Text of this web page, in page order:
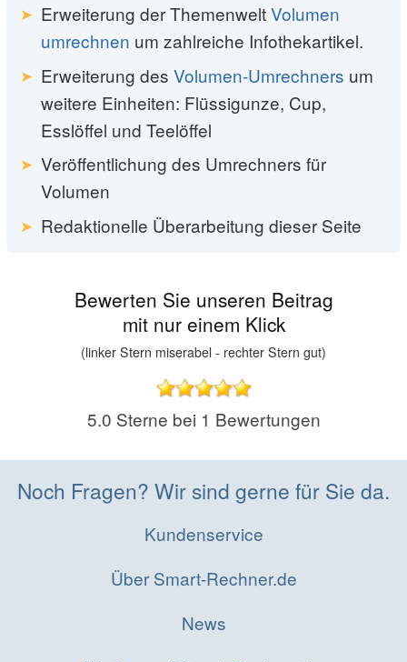
Erweiterung der ThemenweltVolumen
umrechnen um zahlreiche Infothekartikel.
Erweiterung des Volumen-Umrechners um
weitere Einheiten: Flüssigunze, Cup,
Esslöffel und Teelöffel
Veröffentlichung des Umrechners für
Volumen
Redaktionelle Überarbeitung dieser Seite
Bewerten Sie unseren Beitrag
mit nur einem Klick
(linker Stern miserabel - rechter Stern gut)
5.0 Sterne bei 1 Bewertungen
Noch Fragen? Wir sind gerne für Sie da.
Kundenservice
Über Smart-Rechner.de
News